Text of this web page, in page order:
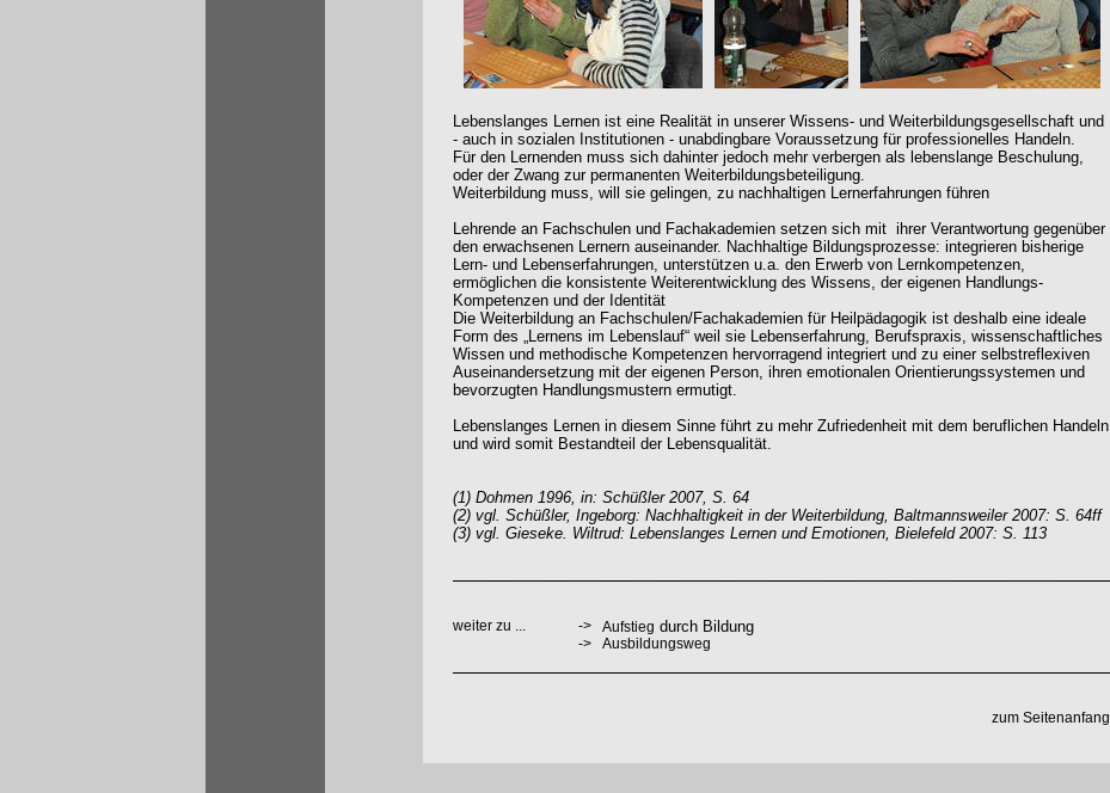
Lebenslanges Lernen ist eine Realität in unserer Wissens- und Weiterbildungsgesellschaft und
- auch in sozialen Institutionen - unabdingbare Voraussetzung für professionelles Handeln.
Für den Lernenden muss sich dahinter jedoch mehr verbergen als lebenslange Beschulung,
oder der Zwang zur permanenten Weiterbildungsbeteiligung.
Weiterbildung muss, will sie gelingen, zu nachhaltigen Lernerfahrungen führen
Lehrende an Fachschulen und Fachakademien setzen sich mit ihrer Verantwortung gegenüber
den erwachsenen Lernern auseinander. Nachhaltige Bildungsprozesse: integrieren bisherige
Lern- und Lebenserfahrungen, unterstützen u.a. den Erwerb von Lernkompetenzen,
ermöglichen die konsistente Weiterentwicklung des Wissens, der eigenen Handlungs-
Kompetenzen und der Identität
Die Weiterbildung an Fachschulen/Fachakademien für Heilpädagogik ist deshalb eine ideale
Form des „Lernens im Lebenslauf“ weil sie Lebenserfahrung, Berufspraxis, wissenschaftliches
Wissen und methodische Kompetenzen hervorragend integriert und zu einer selbstreflexiven
Auseinandersetzung mit der eigenen Person, ihren emotionalen Orientierungssystemen und
bevorzugten Handlungsmustern ermutigt.
Lebenslanges Lernen in diesem Sinne führt zu mehr Zufriedenheit mit dem beruflichen Handeln
und wird somit Bestandteil der Lebensqualität.
(1) Dohmen 1996, in: Schüßler 2007, S. 64
(2) vgl. Schüßler, Ingeborg: Nachhaltigkeit in der Weiterbildung, Baltmannsweiler 2007: S. 64ff
(3) vgl. Gieseke. Wiltrud: Lebenslanges Lernen und Emotionen, Bielefeld 2007: S. 113
weiter zu ... -> Aufstieg durch Bildung
-> Ausbildungsweg
zum Seitenanfang